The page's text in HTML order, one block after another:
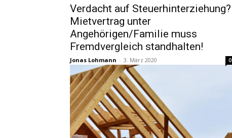
Verdacht auf Steuerhinterziehung?
Mietvertrag unter
Angehörigen/Familie muss
Fremdvergleich standhalten!
Jonas Lohmann - 3. März 2020 0